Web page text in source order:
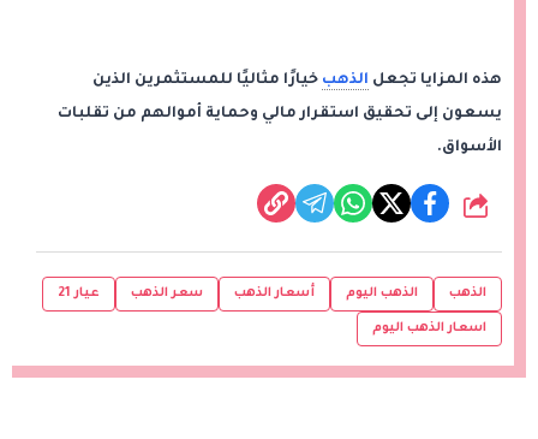
هذه المزايا تجعل الذهب خيارًا مثاليًا للمستثمرين الذين
يسعون إلى تحقيق استقرار مالي وحماية أموالهم من تقلبات
الأسواق.
شارك
الذهب الذهب اليوم أسعار الذهب سعر الذهب عيار 21
اسعار الذهب اليوم